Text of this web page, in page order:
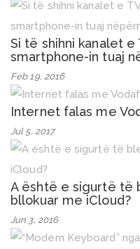
Si të shihni kanalet
smartphone-in tuaj
Feb 19, 2016
Internet falas me
Jul 5, 2017
A është e sigurtë të
bllokuar me iCloud?
Jun 3, 2016